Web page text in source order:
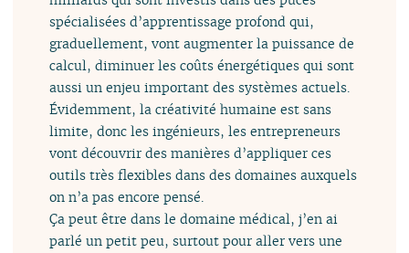
spécialisées d’apprentissage profond qui,
graduellement, vont augmenter la puissance de
calcul, diminuer les coûts énergétiques qui sont
aussi un enjeu important des systèmes actuels.
Évidemment, la créativité humaine est sans
limite, donc les ingénieurs, les entrepreneurs
vont découvrir des manières d’appliquer ces
outils très flexibles dans des domaines auxquels
on n’a pas encore pensé.
Ça peut être dans le domaine médical, j’en ai
parlé un petit peu, surtout pour aller vers une